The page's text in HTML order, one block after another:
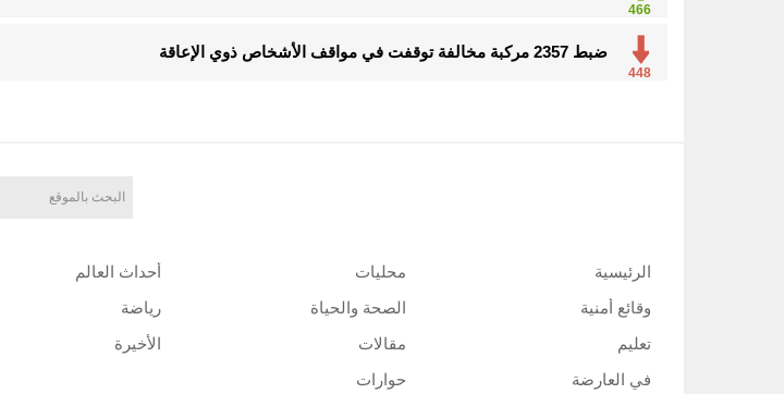
466
448
ضبط 2357 مركبة مخالفة توقفت في مواقف الأشخاص ذوي الإعاقة
الرئيسية محليات أحداث العالم
وقائع أمنية الصحة والحياة رياضة
تعليم مقالات الأخيرة
في العارضة حوارات